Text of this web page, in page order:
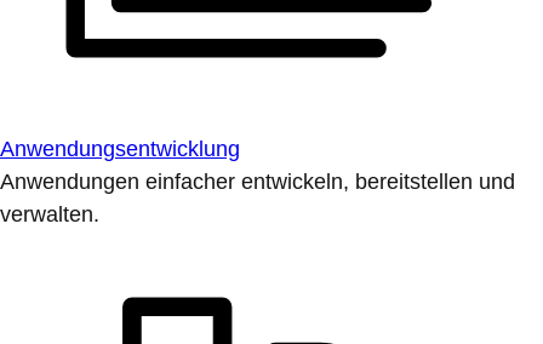
Anwendungsentwicklung
Anwendungen einfacher entwickeln, bereitstellen und
verwalten.